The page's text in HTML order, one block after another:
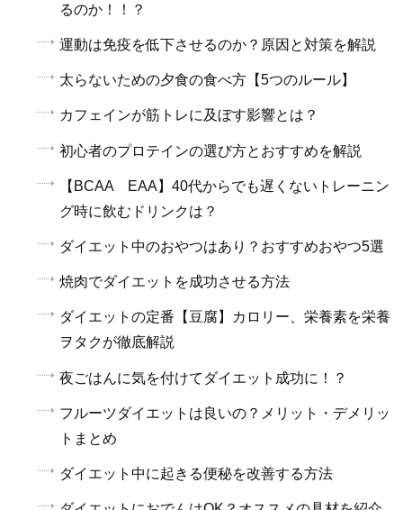
るのか！！？
運動は免疫を低下させるのか？原因と対策を解説
太らないための夕食の食べ方【5つのルール】
カフェインが筋トレに及ぼす影響とは？
初心者のプロテインの選び方とおすすめを解説
【BCAA EAA】40代からでも遅くないトレーニン
グ時に飲むドリンクは？
ダイエット中のおやつはあり？おすすめおやつ5選
焼肉でダイエットを成功させる方法
ダイエットの定番【豆腐】カロリー、栄養素を栄養
ヲタクが徹底解説
夜ごはんに気を付けてダイエット成功に！？
フルーツダイエットは良いの？メリット・デメリッ
トまとめ
ダイエット中に起きる便秘を改善する方法